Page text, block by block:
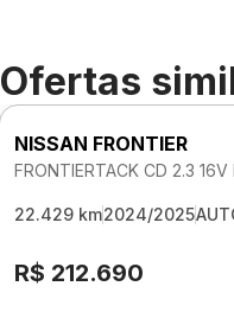
Ofertas
NISSAN FRONTIER
22.429 km2024/2025
R$ 212.690